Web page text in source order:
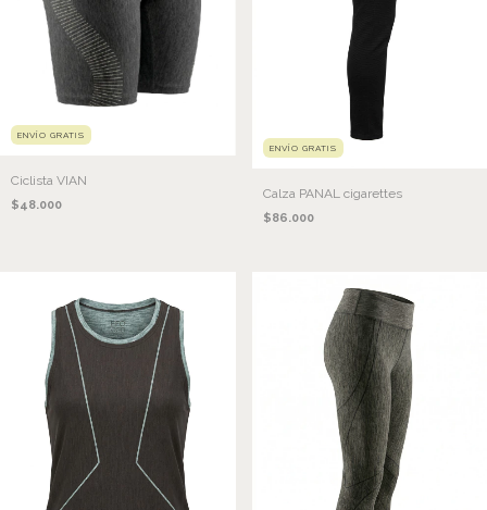
ENVÍO GRATIS
Ciclista VIAN
$48.000
ENVÍO GRATIS
Calza PANAL cigarettes
$86.000